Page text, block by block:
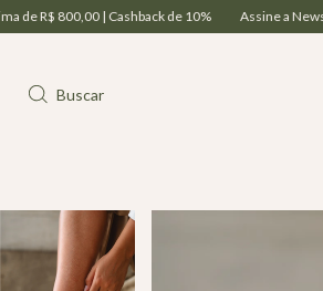
10% Assine a Newsletter e ganhe 5% OFF na
Buscar